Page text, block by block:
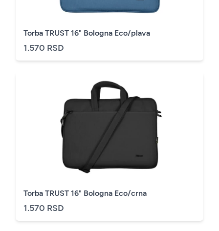
Torba TRUST 16" Bologna Eco/plava
1.570 RSD
Torba TRUST 16" Bologna Eco/crna
1.570 RSD